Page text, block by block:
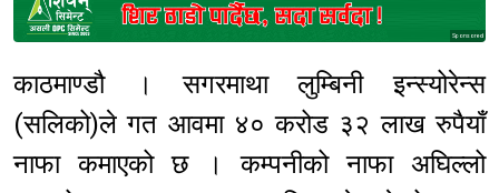
Sponsored
काठमाण्डौ । सगरमाथा लुम्बिनी इन्स्योरेन्स
(सलिको)ले गत आवमा ४० करोड ३२ लाख रुपैयाँ
नाफा कमाएको छ । कम्पनीको नाफा अघिल्लो